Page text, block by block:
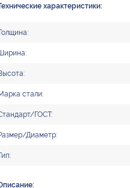
характеристики:
стали:
ГОСТ:
Диаметр: